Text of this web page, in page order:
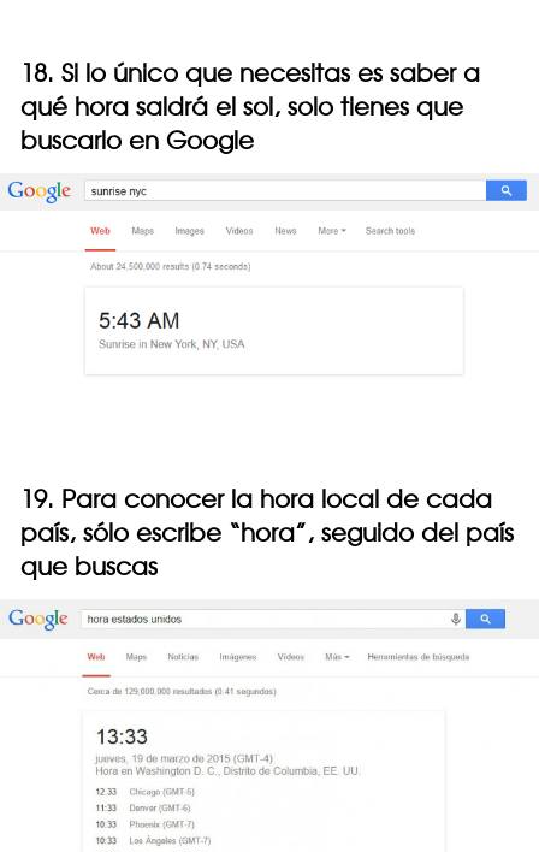
18. Si lo único que necesitas es saber a
qué hora saldrá el sol, solo tienes que
buscarlo en Google
19. Para conocer la hora local de cada
país, sólo escribe “hora”, seguido del país
que buscas